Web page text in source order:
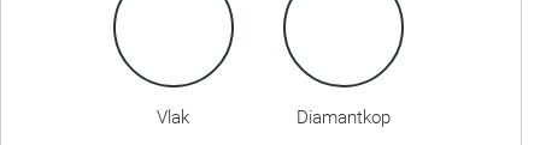
Vlak Diamantkop